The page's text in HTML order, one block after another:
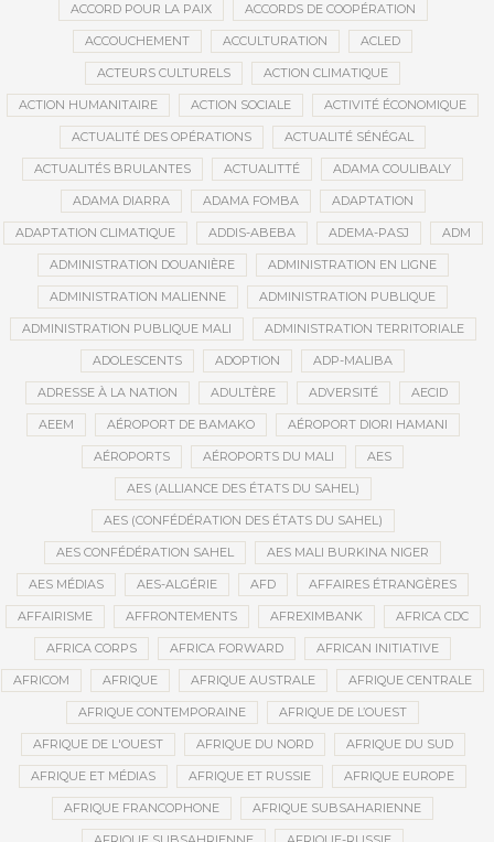
ACCORD POUR LA PAIX ACCORDS DE COOPÉRATION
ACCOUCHEMENT ACCULTURATION ACLED
ACTEURS CULTURELS ACTION CLIMATIQUE
ACTION HUMANITAIRE ACTION SOCIALE ACTIVITÉ ÉCONOMIQUE
ACTUALITÉ DES OPÉRATIONS ACTUALITÉ SÉNÉGAL
ACTUALITÉS BRULANTES ACTUALITTÉ ADAMA COULIBALY
ADAMA DIARRA ADAMA FOMBA ADAPTATION
ADAPTATION CLIMATIQUE ADDIS-ABEBA ADEMA-PASJ ADM
ADMINISTRATION DOUANIÈRE ADMINISTRATION EN LIGNE
ADMINISTRATION MALIENNE ADMINISTRATION PUBLIQUE
ADMINISTRATION PUBLIQUE MALI ADMINISTRATION TERRITORIALE
ADOLESCENTS ADOPTION ADP-MALIBA
ADRESSE À LA NATION ADULTÈRE ADVERSITÉ AECID
AEEM AÉROPORT DE BAMAKO AÉROPORT DIORI HAMANI
AÉROPORTS AÉROPORTS DU MALI AES
AES (ALLIANCE DES ÉTATS DU SAHEL)
AES (CONFÉDÉRATION DES ÉTATS DU SAHEL)
AES CONFÉDÉRATION SAHEL AES MALI BURKINA NIGER
AES MÉDIAS AES-ALGÉRIE AFD AFFAIRES ÉTRANGÈRES
AFFAIRISME AFFRONTEMENTS AFREXIMBANK AFRICA CDC
AFRICA CORPS AFRICA FORWARD AFRICAN INITIATIVE
AFRICOM AFRIQUE AFRIQUE AUSTRALE AFRIQUE CENTRALE
AFRIQUE CONTEMPORAINE AFRIQUE DE L’OUEST
AFRIQUE DE L'OUEST AFRIQUE DU NORD AFRIQUE DU SUD
AFRIQUE ET MÉDIAS AFRIQUE ET RUSSIE AFRIQUE EUROPE
AFRIQUE FRANCOPHONE AFRIQUE SUBSAHARIENNE